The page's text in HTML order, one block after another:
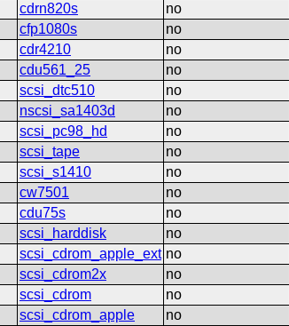
cdrn820s
no
cfp1080s
no
cdr4210
no
cdu561_25
no
scsi_dtc510
no
nscsi_sa1403d
no
scsi_pc98_hd
no
scsi_tape
no
scsi_s1410
no
cw7501
no
cdu75s
no
scsi_harddisk
no
scsi_cdrom_apple_ext no
scsi_cdrom2x
no
scsi_cdrom
no
scsi_cdrom_apple
no